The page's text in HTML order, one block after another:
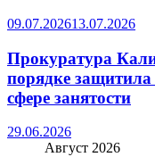
09.07.202613.07.2026
Прокуратура
порядке защитила
сфере занятости
29.06.2026
Август 2026